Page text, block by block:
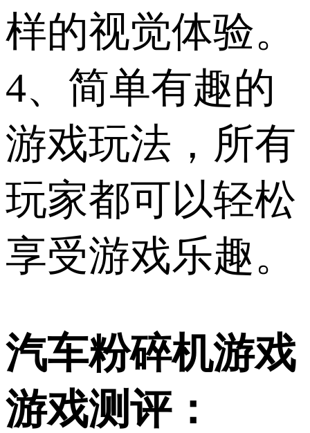
样的视觉体验。
4、简单有趣的
游戏玩法，所有
玩家都可以轻松
享受游戏乐趣。
汽车粉碎机游戏
游戏测评：